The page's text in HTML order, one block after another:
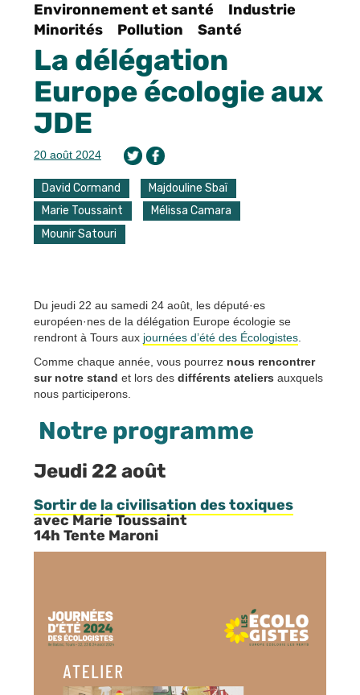
Environnement et santé
Industrie
Minorités
Pollution Santé
La délégation
Europe écologie aux
JDE
20 août 2024
David Cormand
Majdouline Sbaï
Marie Toussaint
Mélissa Camara
Mounir Satouri
Du jeudi 22 au samedi 24 août, les député·es
européen·nes de la délégation Europe écologie se
rendront à Tours aux journées d’été des Écologistes
Comme chaque année, vous pourrez nous rencontrer
sur notre stand et lors des différents ateliers auxquels
nous participerons.
Notre programme
Jeudi 22 août
Sortir de la civilisation des toxiques
avec Marie Toussaint
14h Tente Maroni